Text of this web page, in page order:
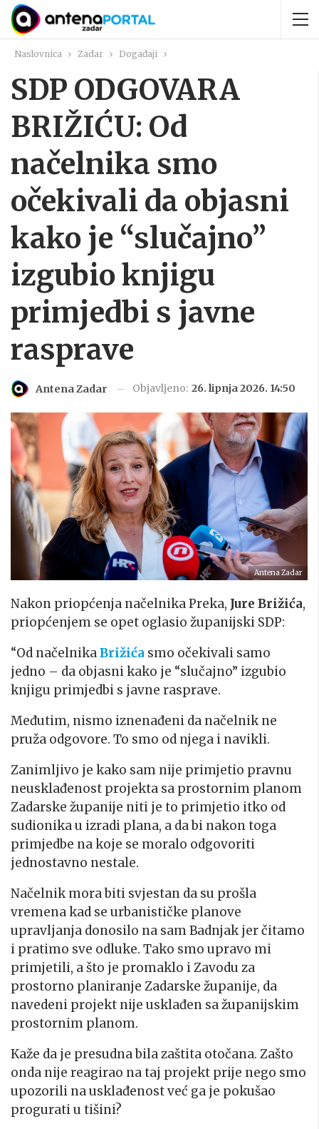
Naslovnica Zadar Događaji
SDP ODGOVARA
BRIŽIĆU: Od
načelnika smo
očekivali da objasni
kako je “slučajno”
izgubio knjigu
primjedbi s javne
rasprave
Antena Zadar Objavljeno: 26. lipnja 2026. 14:50
Antena Zadar
Nakon priopćenja načelnika Preka, Jure Brižića,
priopćenjem se opet oglasio županijski SDP:
“Od načelnikaBrižića smo očekivali samo
jedno – da objasni kako je “slučajno” izgubio
knjigu primjedbi s javne rasprave.
Međutim, nismo iznenađeni da načelnik ne
pruža odgovore. To smo od njega i navikli.
Zanimljivo je kako sam nije primjetio pravnu
neusklađenost projekta sa prostornim planom
Zadarske županije niti je to primjetio itko od
sudionika u izradi plana, a da bi nakon toga
primjedbe na koje se moralo odgovoriti
jednostavno nestale.
Načelnik mora biti svjestan da su prošla
vremena kad se urbanističke planove
upravljanja donosilo na sam Badnjak jer čitamo
i pratimo sve odluke. Tako smo upravo mi
primjetili, a što je promaklo i Zavodu za
prostorno planiranje Zadarske županije, da
navedeni projekt nije usklađen sa županijskim
prostornim planom.
Kaže da je presudna bila zaštita otočana. Zašto
onda nije reagirao na taj projekt prije nego smo
upozorili na usklađenost već ga je pokušao
progurati u tišini?